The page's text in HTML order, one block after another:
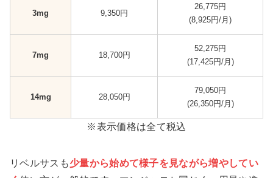
3mg 9,350円
26,775円
(8,925円/月)
7mg 18,700円
52,275円
(17,425円/月)
14mg 28,050円
79,050円
(26,350円/月)
※表示価格は全て税込
リベルサスも少量から始めて様子を見ながら増やしてい